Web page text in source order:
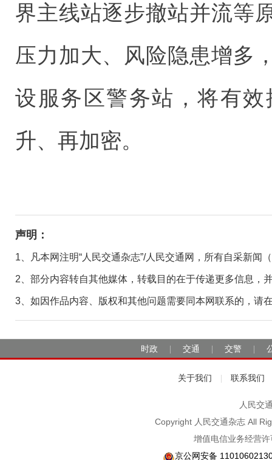
界主线站逐步撤站并流等
压力加大、风险隐患增多
设服务区警务站，将有
升、再加密。
声明：
1、凡本网注明“人民交通杂志”/人民交通网，所有自采新
2、部分内容转自其他媒体，转载目的在于传递更多信息，
3、如因作品内容、版权和其他问题需要同本网联系的，请
时政 交通 交警
关于我们 联系我们
人民交
Copyright 人民交通杂志 All
增值电信业务经营
京公网安备